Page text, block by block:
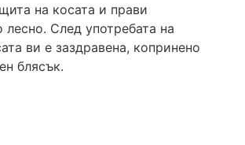
на косата и прави
лесно. След употребата на
ви е заздравена, копринено
блясък.